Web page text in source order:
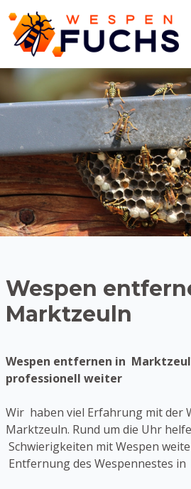
Wespen
Marktzeuln
Wespen entfernen in
professionell weiter
Wir haben viel Erfahrung mit der
Marktzeuln. Rund um die Uhr
Schwierigkeiten mit Wespen
Entfernung des Wespennestes